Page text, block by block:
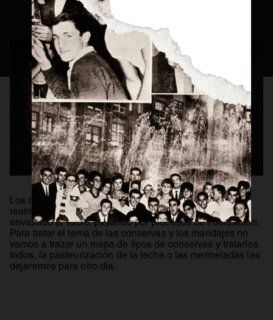
Consejos Cerveceros
Servicio Perfecto
Historia
Actualidad
Materias Primas
Estilos de Cerveza
Elaboración
Maridaje
BEER MASTER
Los métodos de conservación de los alimentos son
realmente variados, desde una salazón hasta un
envasado al vacío, pasando por procesos de liofilización.
Para tratar el tema de las conservas y los maridajes no
vamos a trazar un mapa de tipos de conservas y tratarlos
todos, la pasteurización de la leche o las mermeladas las
dejaremos para otro día.